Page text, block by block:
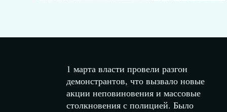
1 марта власти провели разгон
демонстрантов, что вызвало новые
акции неповиновения и массовые
столкновения с полицией. Было